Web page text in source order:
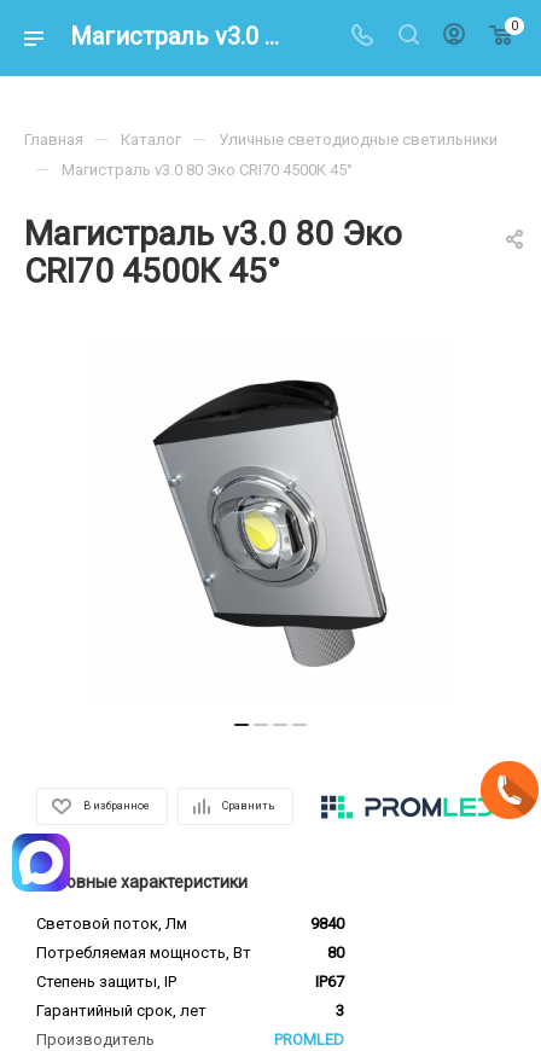
Магистраль v3.0 80 Эко CRI70 4500К 45° – купить по цене 9500.00 в интернет-магазине energoresurs-spb.ru 0
Магистраль v3.0 80 Эко
CRI70 4500К 45°
Главная — Каталог — Уличные светодиодные светильники
— Магистраль v3.0 80 Эко CRI70 4500К 45°
В избранное Сравнить
Основные характеристики
Световой поток, Лм
9840
Потребляемая мощность, Вт
80
Степень защиты, IP
IP67
Гарантийный срок, лет
3
Производитель
PROMLED